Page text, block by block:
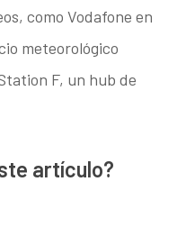
como Vodafone en
meteorológico
F, un hub de
artículo?